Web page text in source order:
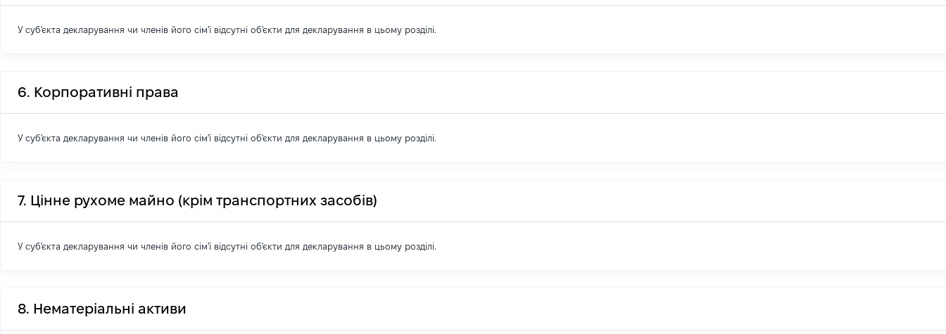
У суб'єкта декларування чи членів його сім'ї відсутні об'єкти для декларування в цьому розділі.
6. Корпоративні права
У суб'єкта декларування чи членів його сім'ї відсутні об'єкти для декларування в цьому розділі.
7. Цінне рухоме майно (крім транспортних засобів)
У суб'єкта декларування чи членів його сім'ї відсутні об'єкти для декларування в цьому розділі.
8. Нематеріальні активи